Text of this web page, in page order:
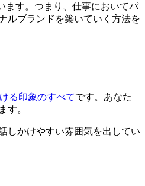
ます。つまり、仕事においてパ
ルブランドを築いていく方法を
る印象のすべてです。あなた
す。
しかけやすい雰囲気を出してい